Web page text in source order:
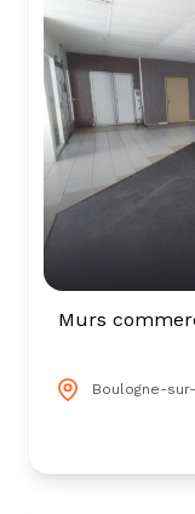
tarif
estimation
Murs
Boulogne-